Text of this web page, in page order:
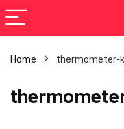
Home thermometer-